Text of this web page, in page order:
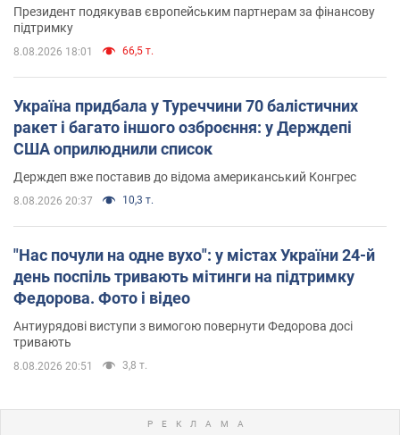
Президент подякував європейським партнерам за фінансову
підтримку
8.08.2026 18:01 66,5 т.
Україна придбала у Туреччини 70 балістичних
ракет і багато іншого озброєння: у Держдепі
США оприлюднили список
Держдеп вже поставив до відома американський Конгрес
8.08.2026 20:37 10,3 т.
"Нас почули на одне вухо": у містах України 24-й
день поспіль тривають мітинги на підтримку
Федорова. Фото і відео
Антиурядові виступи з вимогою повернути Федорова досі
тривають
8.08.2026 20:51 3,8 т.